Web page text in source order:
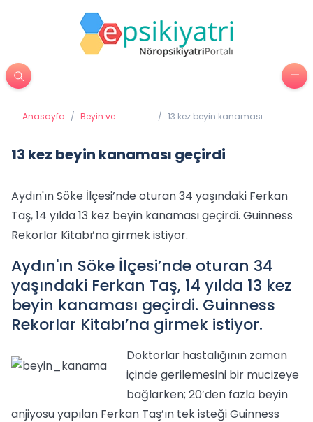
Anasayfa / Beyin ve
/ 13 kez beyin kanaması
13 kez beyin kanaması geçirdi
Aydın'ın Söke İlçesi’nde oturan 34 yaşındaki Ferkan
Taş, 14 yılda 13 kez beyin kanaması geçirdi. Guinness
Rekorlar Kitabı’na girmek istiyor.
Aydın'ın Söke İlçesi’nde oturan 34
yaşındaki Ferkan Taş, 14 yılda 13 kez
beyin kanaması geçirdi. Guinness
Rekorlar Kitabı’na girmek istiyor.
Doktorlar hastalığının zaman
içinde gerilemesini bir mucizeye
bağlarken; 20’den fazla beyin
anjiyosu yapılan Ferkan Taş’ın tek isteği Guinness